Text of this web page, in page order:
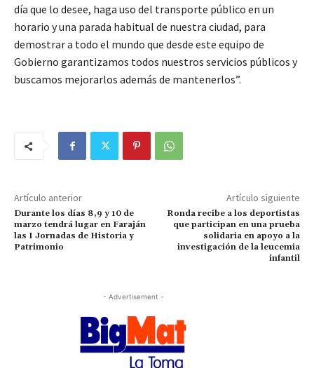
día que lo desee, haga uso del transporte público en un
horario y una parada habitual de nuestra ciudad, para
demostrar a todo el mundo que desde este equipo de
Gobierno garantizamos todos nuestros servicios públicos y
buscamos mejorarlos además de mantenerlos”.
Artículo anterior
Durante los días 8,9 y 10 de
marzo tendrá lugar en Faraján
las I Jornadas de Historia y
Patrimonio
Artículo siguiente
Ronda recibe a los deportistas
que participan en una prueba
solidaria en apoyo a la
investigación de la leucemia
infantil
- Advertisement -